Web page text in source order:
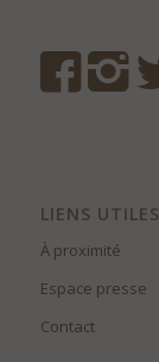
LIENS UTILES
À proximité
Espace presse
Contact